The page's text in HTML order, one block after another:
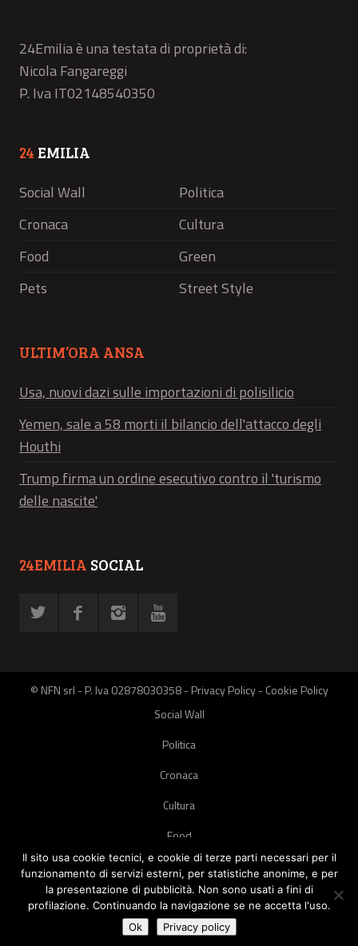
24Emilia è una testata di proprietà di:
Nicola Fangareggi
P. Iva IT02148540350
24 EMILIA
Social Wall
Politica
Cronaca
Cultura
Food
Green
Pets
Street Style
ULTIM’ORA ANSA
Usa, nuovi dazi sulle importazioni di polisilicio
Yemen, sale a 58 morti il bilancio dell'attacco degli
Houthi
Trump firma un ordine esecutivo contro il 'turismo
delle nascite'
24EMILIA SOCIAL
© NFN srl - P. Iva 02878030358 -Privacy Policy-Cookie Policy
Social Wall
Politica
Cronaca
Cultura
Food
Green
Pets
Street Style
Il sito usa cookie tecnici, e cookie di terze parti necessari per il
funzionamento di servizi esterni, per statistiche anonime, e per
la presentazione di pubblicità. Non sono usati a fini di
profilazione. Continuando la navigazione se ne accetta l'uso.
Ok
Privacy policy